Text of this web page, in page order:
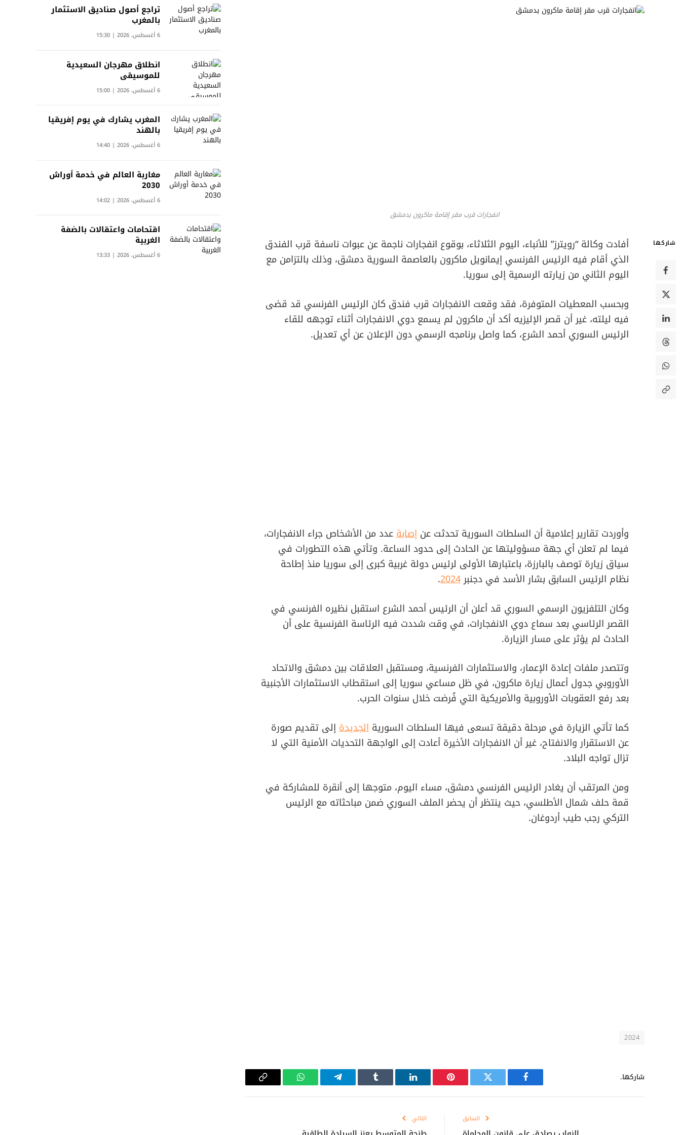
انفجارات قرب مقر إقامة ماكرون بدمشق
شاركها
أفادت وكالة “رويترز” للأنباء، اليوم الثلاثاء، بوقوع انفجارات ناجمة عن عبوات ناسفة قرب الفندق
الذي أقام فيه الرئيس الفرنسي إيمانويل ماكرون بالعاصمة السورية دمشق، وذلك بالتزامن مع
اليوم الثاني من زيارته الرسمية إلى سوريا.
وبحسب المعطيات المتوفرة، فقد وقعت الانفجارات قرب فندق كان الرئيس الفرنسي قد قضى
فيه ليلته، غير أن قصر الإليزيه أكد أن ماكرون لم يسمع دوي الانفجارات أثناء توجهه للقاء
الرئيس السوري أحمد الشرع، كما واصل برنامجه الرسمي دون الإعلان عن أي تعديل.
وأوردت تقارير إعلامية أن السلطات السورية تحدثت عن إصابةعدد من الأشخاص جراء الانفجارات،
فيما لم تعلن أي جهة مسؤوليتها عن الحادث إلى حدود الساعة. وتأتي هذه التطورات في
سياق زيارة توصف بالبارزة، باعتبارها الأولى لرئيس دولة غربية كبرى إلى سوريا منذ إطاحة
نظام الرئيس السابق بشار الأسد في دجنبر2024
.
وكان التلفزيون الرسمي السوري قد أعلن أن الرئيس أحمد الشرع استقبل نظيره الفرنسي في
القصر الرئاسي بعد سماع دوي الانفجارات، في وقت شددت فيه الرئاسة الفرنسية على أن
الحادث لم يؤثر على مسار الزيارة.
وتتصدر ملفات إعادة الإعمار، والاستثمارات الفرنسية، ومستقبل العلاقات بين دمشق والاتحاد
الأوروبي جدول أعمال زيارة ماكرون، في ظل مساعي سوريا إلى استقطاب الاستثمارات الأجنبية
بعد رفع العقوبات الأوروبية والأمريكية التي فُرضت خلال سنوات الحرب.
كما تأتي الزيارة في مرحلة دقيقة تسعى فيها السلطات السورية الجديدةإلى تقديم صورة
عن الاستقرار والانفتاح، غير أن الانفجارات الأخيرة أعادت إلى الواجهة التحديات الأمنية التي لا
تزال تواجه البلاد.
ومن المرتقب أن يغادر الرئيس الفرنسي دمشق، مساء اليوم، متوجها إلى أنقرة للمشاركة في
قمة حلف شمال الأطلسي، حيث ينتظر أن يحضر الملف السوري ضمن مباحثاته مع الرئيس
التركي رجب طيب أردوغان.
2024
شاركها.
فيسبوك تويتر بينتيريستلينكدإن Tumblr تيلقرام واتساب
Copy
السابق التالي
تراجع أصول صناديق الاستثمار
بالمغرب
6 أغسطس، 2026 | 15:30
انطلاق مهرجان السعيدية
للموسيقى
6 أغسطس، 2026 | 15:00
المغرب يشارك في يوم إفريقيا
بالهند
6 أغسطس، 2026 | 14:40
مغاربة العالم في خدمة أوراش
2030
6 أغسطس، 2026 | 14:02
اقتحامات واعتقالات بالضفة
الغربية
6 أغسطس، 2026 | 13:33